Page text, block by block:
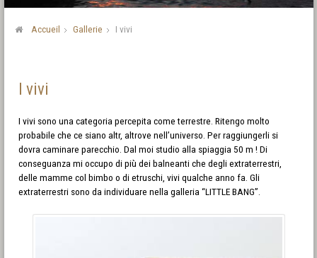
Accueil Gallerie I vivi
I vivi
I vivi sono una categoria percepita come terrestre. Ritengo molto
probabile che ce siano altr, altrove nell’universo. Per raggiungerli si
dovra caminare parecchio. Dal moi studio alla spiaggia 50 m ! Di
conseguanza mi occupo di più dei balneanti che degli extraterrestri,
delle mamme col bimbo o di etruschi, vivi qualche anno fa. Gli
extraterrestri sono da individuare nella galleria “LITTLE BANG”.